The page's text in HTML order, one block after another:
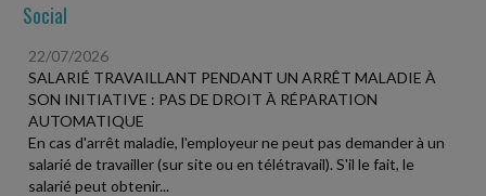
Social
22/07/2026
SALARIÉ TRAVAILLANT PENDANT UN ARRÊT MALADIE À
SON INITIATIVE : PAS DE DROIT À RÉPARATION
AUTOMATIQUE
En cas d'arrêt maladie, l'employeur ne peut pas demander à un
salarié de travailler (sur site ou en télétravail). S'il le fait, le
salarié peut obtenir...